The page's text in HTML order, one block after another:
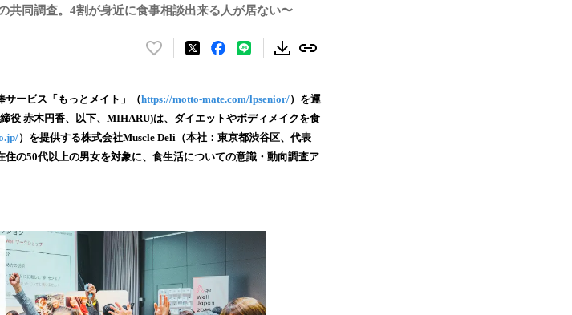
共同調査。4割が身近に食事相談出来る人が居ない〜
い
！
数
を
読
で
サービス「もっとメイト」（https://motto-mate.com/lpsenior/）を運
役 赤木円香、以下、MIHARU)は、ダイエットやボディメイクを食
）を提供する株式会社Muscle Deli（本社：東京都渋谷区、代表
の50代以上の男女を対象に、食生活についての意識・動向調査ア